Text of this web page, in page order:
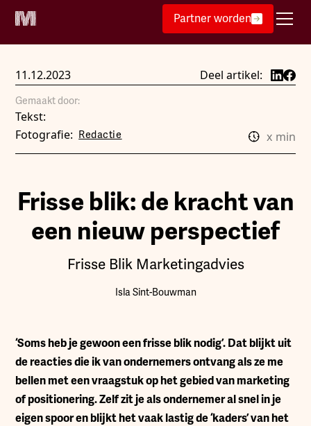
Partner worden
11.12.2023 Deel artikel:
Gemaakt door:
Tekst:
Fotografie:
Redactie x min
Frisse blik: de kracht van
een nieuw perspectief
Frisse Blik Marketingadvies
Isla Sint-Bouwman
‘Soms heb je gewoon een frisse blik nodig’. Dat blijkt uit
de reacties die ik van ondernemers ontvang als ze me
bellen met een vraagstuk op het gebied van marketing
of positionering. Zelf zit je als ondernemer al snel in je
eigen spoor en blijkt het vaak lastig de ‘kaders’ van het